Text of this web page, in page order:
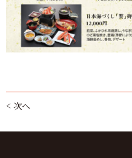
< 次へ